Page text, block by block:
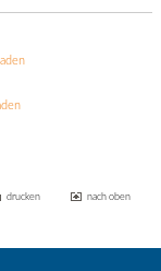
drucken nach oben